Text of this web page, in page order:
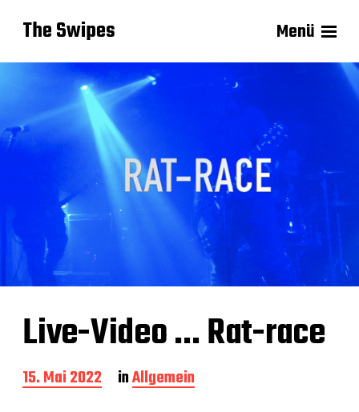
The Swipes Menü
Live-Video … Rat-race
B
e
15. Mai 2022 inAllgemein